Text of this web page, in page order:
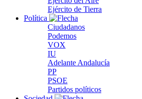
Ejército de Tierra
Política
Ciudadanos
Podemos
VOX
IU
Adelante Andalucía
PP
PSOE
Partidos políticos